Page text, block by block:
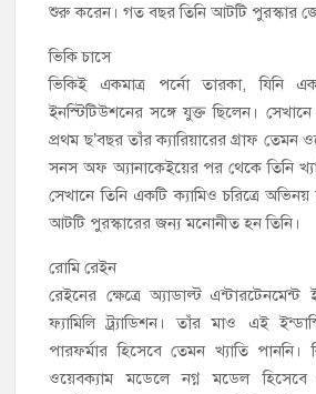
শুরু করেন। গত বছর তিনি আটটি পুরস্কার
ভিকি চাসে
ভিকিই একমাত্র পর্নো তারকা, যিনি
ইনস্টিটিউশনের সঙ্গে যুক্ত ছিলেন।
প্রথম ছ’বছর তাঁর ক্যারিয়ারের গ্রাফ তেমন
সনস অফ অ্যানাকেইয়ের পর থেকে তিনি
সেখানে তিনি একটি ক্যামিও চরিত্রে
আটটি পুরস্কারের জন্য মনোনীত হন তিনি।
রোমি রেইন
রেইনের ক্ষেত্রে অ্যাডাল্ট এন্টারটেনমেন্ট
ফ্যামিলি ট্র্যাডিশন। তাঁর মাও এই
পারফর্মার হিসেবে তেমন খ্যাতি পাননি।
ওয়েবক্যাম মডেলে নগ্ন মডেল হিসেবে